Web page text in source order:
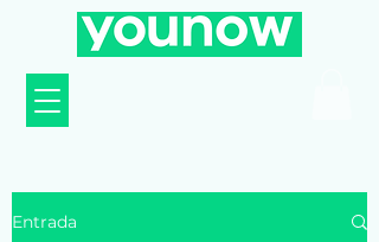
Entrada